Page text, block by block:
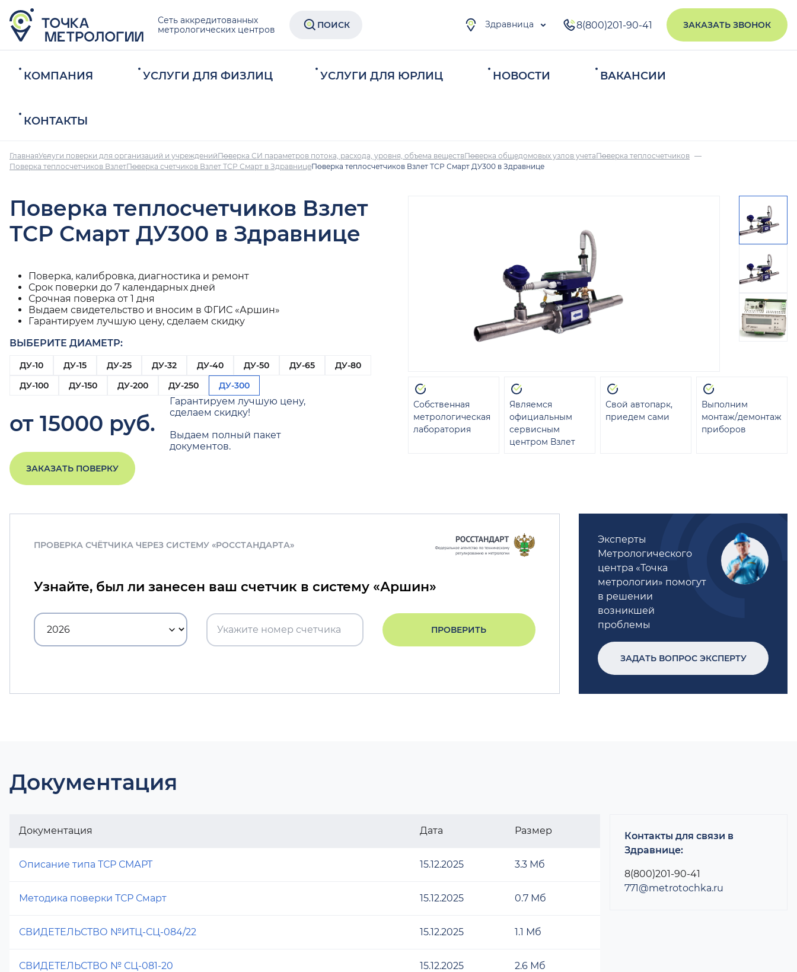
Сеть аккредитованных
метрологических центров
ПОИСК Здравница 8(800)201-90-41 ЗАКАЗАТЬ ЗВОНОК
КОМПАНИЯ УСЛУГИ ДЛЯ ФИЗЛИЦ УСЛУГИ ДЛЯ ЮРЛИЦ НОВОСТИ ВАКАНСИИ
КОНТАКТЫ
ГлавнаяУслуги поверки для организаций и учрежденийПоверка СИ параметров потока, расхода, уровня, объема веществПоверка общедомовых узлов учетаПоверка теплосчетчиков
Поверка теплосчетчиков ВзлетПоверка счетчиков Взлет ТСР Смарт в ЗдравницеПоверка теплосчетчиков Взлет ТСР Смарт ДУ300 в Здравнице
Поверка теплосчетчиков Взлет
ТСР Смарт ДУ300 в Здравнице
Поверка, калибровка, диагностика и ремонт
Срок поверки до 7 календарных дней
Срочная поверка от 1 дня
Выдаем свидетельство и вносим в ФГИС «Аршин»
Гарантируем лучшую цену, сделаем скидку
ВЫБЕРИТЕ ДИАМЕТР:
ДУ-10 ДУ-15 ДУ-25 ДУ-32 ДУ-40 ДУ-50 ДУ-65
ДУ-80
ДУ-100
ДУ-150 ДУ-200 ДУ-250 ДУ-300
от 15000 руб.
Гарантируем лучшую цену,
сделаем скидку!
Выдаем полный пакет
документов.
ЗАКАЗАТЬ ПОВЕРКУ
Собственная
метрологическая
лаборатория
Являемся
официальным
сервисным
центром Взлет
Свой автопарк,
приедем сами
Выполним
монтаж/демонтаж
приборов
ПРОВЕРКА СЧЁТЧИКА ЧЕРЕЗ СИСТЕМУ «РОССТАНДАРТА»
Узнайте, был ли занесен ваш счетчик в систему «Аршин»
ПРОВЕРИТЬ
Эксперты
Метрологического
центра «Точка
метрологии» помогут
в решении
возникшей
проблемы
ЗАДАТЬ ВОПРОС ЭКСПЕРТУ
Документация
Документация Дата Размер
Описание типа ТСР СМАРТ 15.12.2025 3.3 Мб
Методика поверки ТСР Смарт 15.12.2025 0.7 Мб
СВИДЕТЕЛЬСТВО №ИТЦ-СЦ-084/22 15.12.2025 1.1 Мб
СВИДЕТЕЛЬСТВО № СЦ-081-20 15.12.2025 2.6 Мб
Контакты для связи в
Здравнице:
8(800)201-90-41
771@metrotochka.ru